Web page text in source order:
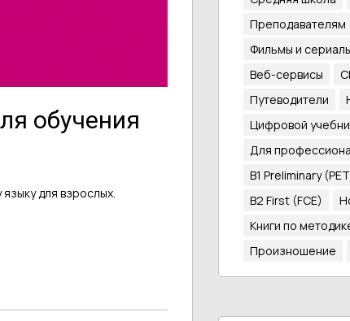
обучения
для взрослых.
Преподавателям
Фильмы и
Веб-сервисы
Путеводители
Цифровой
Для
B1 Preliminary
B2 First (FCE)
Книги по
Произношение